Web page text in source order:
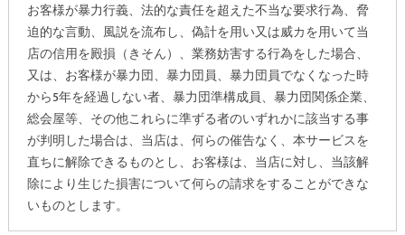
お客様が暴力行義、法的な責任を超えた不当な要求行為、脅
迫的な言動、風説を流布し、偽計を用い又は威カを用いて当
店の信用を殿損（きそん）、業務妨害する行為をした場合、
又は、お客様が暴力団、暴力団員、暴力団員でなくなった時
から5年を経過しない者、暴力団準構成員、暴力団関係企業、
総会屋等、その他これらに準ずる者のいずれかに該当する事
が判明した場合は、当店は、何らの催告なく、本サービスを
直ちに解除できるものとし、お客様は、当店に対し、当該解
除により生じた損害について何らの請求をすることができな
いものとします。